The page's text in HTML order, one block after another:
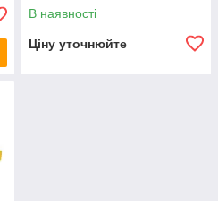
В наявності
Ціну уточнюйте